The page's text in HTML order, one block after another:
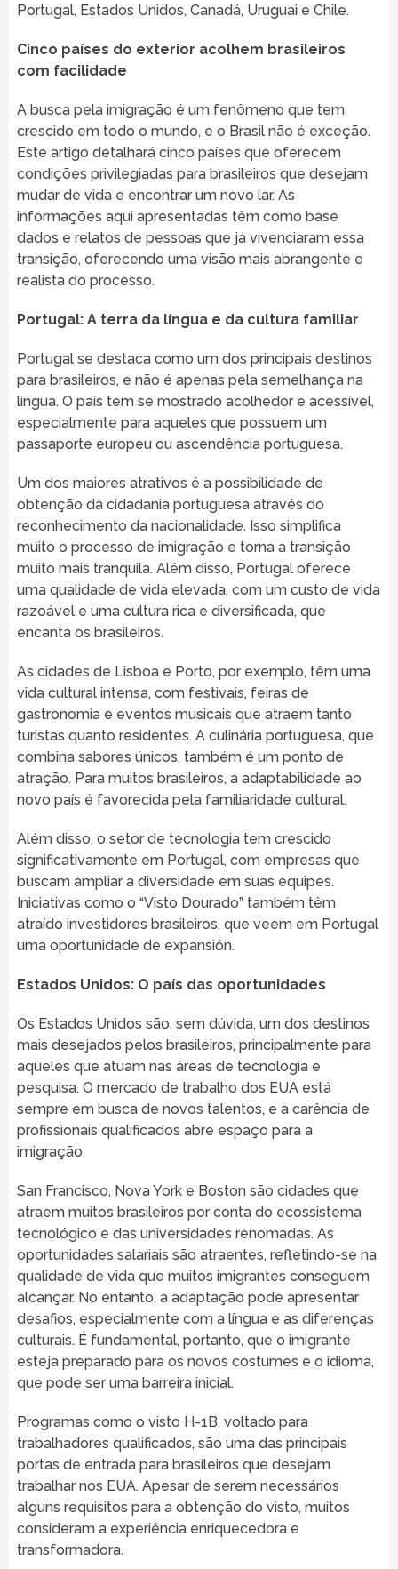
Portugal, Estados Unidos, Canadá, Uruguai e Chile.
Cinco países do exterior acolhem brasileiros
com facilidade
A busca pela imigração é um fenômeno que tem
crescido em todo o mundo, e o Brasil não é exceção.
Este artigo detalhará cinco países que oferecem
condições privilegiadas para brasileiros que desejam
mudar de vida e encontrar um novo lar. As
informações aqui apresentadas têm como base
dados e relatos de pessoas que já vivenciaram essa
transição, oferecendo uma visão mais abrangente e
realista do processo.
Portugal: A terra da língua e da cultura familiar
Portugal se destaca como um dos principais destinos
para brasileiros, e não é apenas pela semelhança na
língua. O país tem se mostrado acolhedor e acessível,
especialmente para aqueles que possuem um
passaporte europeu ou ascendência portuguesa.
Um dos maiores atrativos é a possibilidade de
obtenção da cidadania portuguesa através do
reconhecimento da nacionalidade. Isso simplifica
muito o processo de imigração e torna a transição
muito mais tranquila. Além disso, Portugal oferece
uma qualidade de vida elevada, com um custo de vida
razoável e uma cultura rica e diversificada, que
encanta os brasileiros.
As cidades de Lisboa e Porto, por exemplo, têm uma
vida cultural intensa, com festivais, feiras de
gastronomia e eventos musicais que atraem tanto
turistas quanto residentes. A culinária portuguesa, que
combina sabores únicos, também é um ponto de
atração. Para muitos brasileiros, a adaptabilidade ao
novo país é favorecida pela familiaridade cultural.
Além disso, o setor de tecnologia tem crescido
significativamente em Portugal, com empresas que
buscam ampliar a diversidade em suas equipes.
Iniciativas como o “Visto Dourado” também têm
atraído investidores brasileiros, que veem em Portugal
uma oportunidade de expansión.
Estados Unidos: O país das oportunidades
Os Estados Unidos são, sem dúvida, um dos destinos
mais desejados pelos brasileiros, principalmente para
aqueles que atuam nas áreas de tecnologia e
pesquisa. O mercado de trabalho dos EUA está
sempre em busca de novos talentos, e a carência de
profissionais qualificados abre espaço para a
imigração.
San Francisco, Nova York e Boston são cidades que
atraem muitos brasileiros por conta do ecossistema
tecnológico e das universidades renomadas. As
oportunidades salariais são atraentes, refletindo-se na
qualidade de vida que muitos imigrantes conseguem
alcançar. No entanto, a adaptação pode apresentar
desafios, especialmente com a língua e as diferenças
culturais. É fundamental, portanto, que o imigrante
esteja preparado para os novos costumes e o idioma,
que pode ser uma barreira inicial.
Programas como o visto H-1B, voltado para
trabalhadores qualificados, são uma das principais
portas de entrada para brasileiros que desejam
trabalhar nos EUA. Apesar de serem necessários
alguns requisitos para a obtenção do visto, muitos
consideram a experiência enriquecedora e
transformadora.